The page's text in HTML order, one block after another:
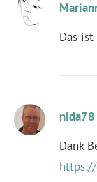
Das
nida78
Dank